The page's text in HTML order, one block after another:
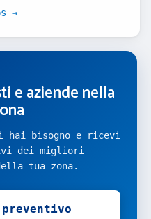
→
e aziende nella
bisogno e ricevi
dei migliori
tua zona.